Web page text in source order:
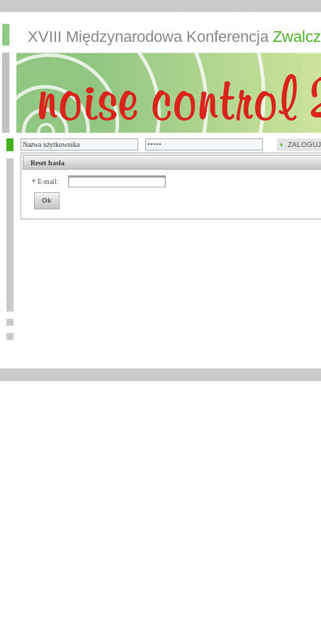
ZALOGUJ
XVIII Międzynarodowa Konferencja
Reset hasła
* E-mail:
Ok